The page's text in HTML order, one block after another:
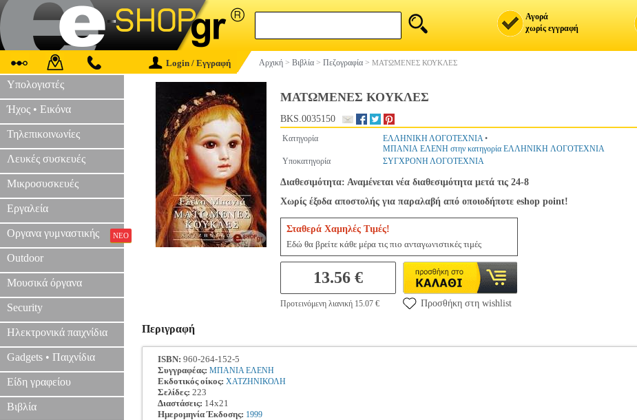
Αγορά
χωρίς εγγραφή
Login / Εγγραφή Αρχική > Βιβλία > Πεζογραφία > ΜΑΤΩΜΕΝΕΣ ΚΟΥΚΛΕΣ
Υπολογιστές
Ήχος • Εικόνα
Τηλεπικοινωνίες
Λευκές συσκευές
Μικροσυσκευές
Εργαλεία
Οργανα γυμναστικής ΝΕΟ
Outdoor
Μουσικά όργανα
Security
Ηλεκτρονικά παιχνίδια
Gadgets • Παιχνίδια
Είδη γραφείου
Βιβλία
ΜΑΤΩΜΕΝΕΣ ΚΟΥΚΛΕΣ
BKS.0035150
Κατηγορία ΕΛΛΗΝΙΚΗ ΛΟΓΟΤΕΧΝΙΑ•
ΜΠΑΝΙΑ ΕΛΕΝΗ στην κατηγορία ΕΛΛΗΝΙΚΗ ΛΟΓΟΤΕΧΝΙΑ
Υποκατηγορία
ΣΥΓΧΡΟΝΗ ΛΟΓΟΤΕΧΝΙΑ
Διαθεσιμότητα: Αναμένεται νέα διαθεσιμότητα μετά τις 24-8
Χωρίς έξοδα αποστολής για παραλαβή από οποιοδήποτε eshop point!
Σταθερά Χαμηλές Τιμές!
Εδώ θα βρείτε κάθε μέρα τις πιο ανταγωνιστικές τιμές
13.56 €
Προτεινόμενη λιανική 15.07 € Προσθήκη στη wishlist
Περιγραφή
ISBN: 960-264-152-5
Συγγραφέας: ΜΠΑΝΙΑ ΕΛΕΝΗ
Εκδοτικός οίκος: ΧΑΤΖΗΝΙΚΟΛΗ
Σελίδες: 223
Διαστάσεις: 14x21
Ημερομηνία Έκδοσης: 1999